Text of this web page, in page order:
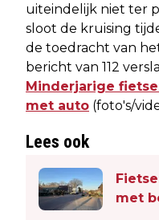
uiteindelijk niet ter
sloot de kruising
de toedracht van
bericht van 112
Minderjarige
met auto (foto's/
Lees ook
met